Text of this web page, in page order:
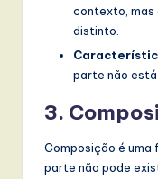
contexto, mas
distinto.
parte não
3.
Composição é
parte não pode